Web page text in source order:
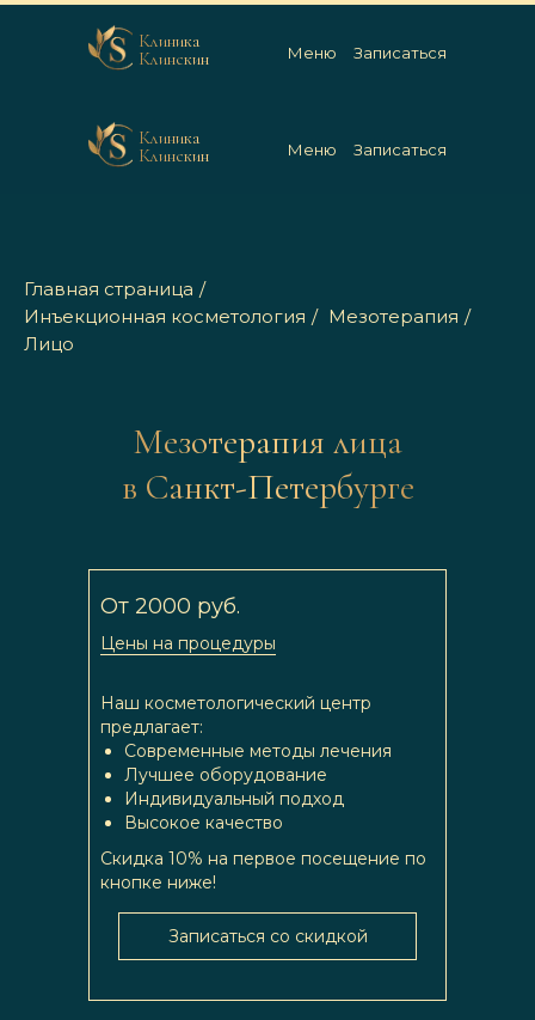
Меню Записаться
Клиника
Клинскин
Меню Записаться
Клиника
Клинскин
Главная страница /
Инъекционная косметология / Мезотерапия /
Лицо
Мезотерапия лица
в Санкт-Петербурге
От 2000 руб.
Цены на процедуры
Записаться со скидкой
Наш косметологический центр
предлагает:
Современные методы лечения
Лучшее оборудование
Индивидуальный подход
Высокое качество
Скидка 10% на первое посещение по
кнопке ниже!